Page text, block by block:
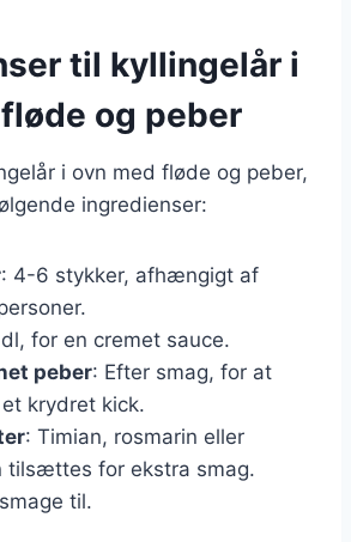
til kyllingelår i
og peber
i ovn med fløde og peber,
ingredienser:
: 4-6 stykker, afhængigt af
for en cremet sauce.
peber: Efter smag, for at
krydret kick.
: Timian, rosmarin eller
tilsættes for ekstra smag.
til.